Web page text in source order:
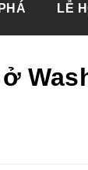
LỄ